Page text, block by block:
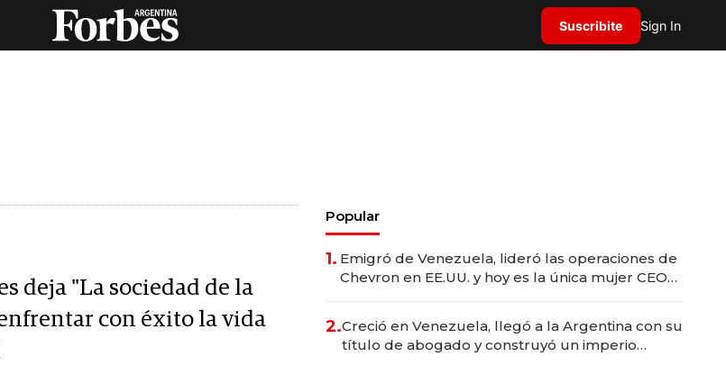
Suscribite Sign In
deja "La sociedad de la
con éxito la vida
Popular
1. Emigró de Venezuela, lideró las operaciones de
Chevron en EE.UU. y hoy es la única mujer CEO
2.Creció en Venezuela, llegó a la Argentina con su
título de abogado y construyó un imperio